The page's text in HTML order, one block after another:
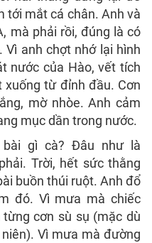
tới mắt cá chân. Anh và
mà phải rồi, đúng là có
anh chợt nhớ lại hình
nước của Hào, vết tích
từ đỉnh đầu. Cơn
mờ nhòe. Anh cảm
mục dần trong nước.
gì cà? Đâu như là
Trời, hết sức thằng
buồn thúi ruột. Anh đổ
đó. Vì mưa mà chiếc
cơn sù sụ (mặc dù
Vì mưa mà đường